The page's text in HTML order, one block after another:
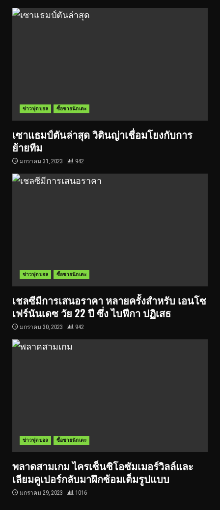
ข่าวฟุตบอล ซื้อขายนักเตะ
เซาแธมป์ตันล่าสุด วิตินญ่าเชื่อมโยงกับการ
ย้ายทีม
มกราคม 31, 2023 942
ข่าวฟุตบอล ซื้อขายนักเตะ
เชลซีมีการเสนอราคา หลายครั้งสำหรับ เอนโซ
เฟร์นันเดซ วัย 22 ปี ซึ่ง ไบฟีกา ปฏิเสธ
มกราคม 30, 2023 942
ข่าวฟุตบอล ซื้อขายนักเตะ
พลาดสามเกม ไครเซ็นซิโอซัมเมอร์วิลล์และ
เลียมคูเปอร์กลับมาฝึกซ้อมเต็มรูปแบบ
มกราคม 29, 2023 1016